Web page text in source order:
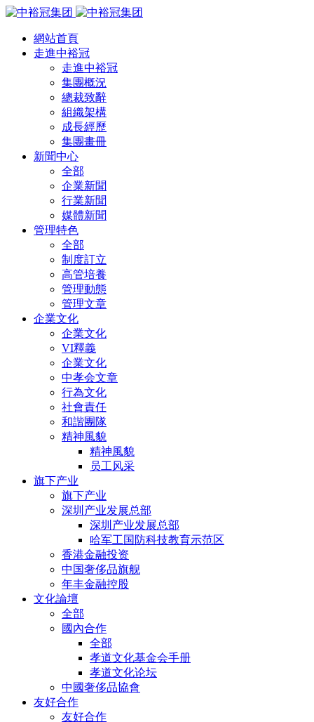
網站首頁
走進中裕冠
走進中裕冠
集團概況
總裁致辭
組織架構
成長經歷
集團畫冊
新聞中心
全部
企業新聞
行業新聞
媒體新聞
管理特色
全部
制度訂立
高管培養
管理動態
管理文章
企業文化
企業文化
VI釋義
企業文化
中孝会文章
行為文化
社會責任
和諧團隊
精神風貌
精神風貌
员工风采
旗下产业
旗下产业
深圳产业发展总部
深圳产业发展总部
哈军工国防科技教育示范区
香港金融投资
中国奢侈品旗舰
年丰金融控股
文化論壇
全部
國內合作
全部
孝道文化基金会手册
孝道文化论坛
中國奢侈品協會
友好合作
友好合作